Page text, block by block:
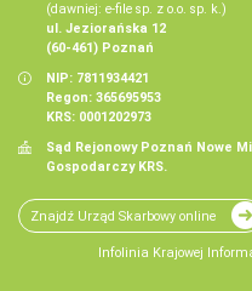
(dawniej: e-file sp. z o.o. sp. k.)
ul. Jeziorańska 12
(60-461) Poznań
NIP: 7811934421
Regon: 365695953
KRS: 0001202973
Sąd Rejonowy Poznań Nowe
Gospodarczy KRS.
Znajdź Urząd Skarbowy online
Infolinia Krajowej